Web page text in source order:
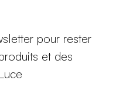
pour rester
et des